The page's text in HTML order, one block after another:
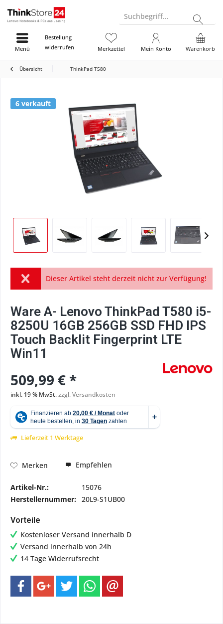
Suchbegriff...
Bestellung
widerrufen
Warenkorb
Merkzettel Mein Konto
Menü
Übersicht ThinkPad T580
6 verkauft
Dieser Artikel steht derzeit nicht zur Verfügung!
Ware A- Lenovo ThinkPad T580 i5-
8250U 16GB 256GB SSD FHD IPS
Touch Backlit Fingerprint LTE
Win11
509,99 € *
inkl. 19 % MwSt.zzgl. Versandkosten
Lieferzeit 1 Werktage
Merken Empfehlen
Artikel-Nr.:
15076
Herstellernummer: 20L9-S1UB00
Vorteile
Kostenloser Versand innerhalb D
Versand innerhalb von 24h
14 Tage Widerrufsrecht